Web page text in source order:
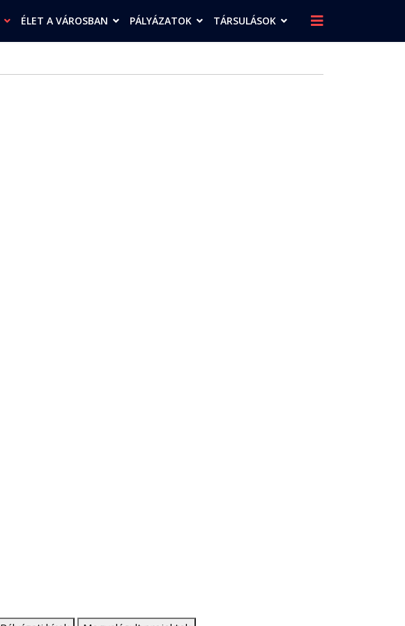
ÉLET A VÁROSBAN PÁLYÁZATOK TÁRSULÁSOK